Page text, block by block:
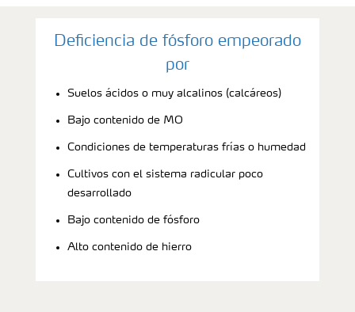
Deficiencia de fósforo empeorado
por
Suelos ácidos o muy alcalinos (calcáreos)
Bajo contenido de MO
Condiciones de temperaturas frías o humedad
Cultivos con el sistema radicular poco
desarrollado
Bajo contenido de fósforo
Alto contenido de hierro